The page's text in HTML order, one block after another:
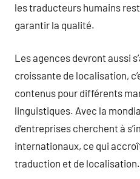
les traducteurs humains
garantir la qualité.
Les agences devront aussi
croissante de localisation,
contenus pour différents
linguistiques. Avec la
d’entreprises cherchent à
internationaux, ce qui
traduction et de localisation.